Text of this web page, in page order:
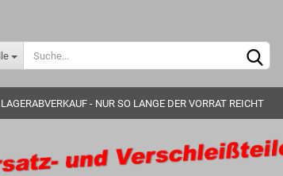
LAGERABVERKAUF - NUR SO LANGE DER VORRAT REICHT